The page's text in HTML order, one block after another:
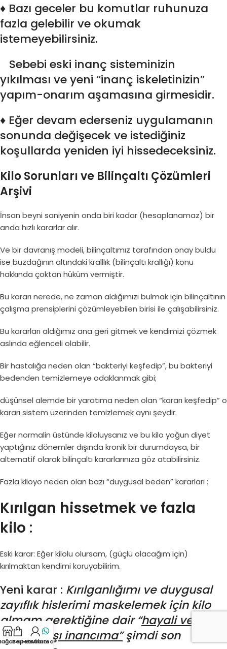
♦ Bazı geceler bu komutlar ruhunuza
fazla gelebilir ve okumak
istemeyebilirsiniz.
Sebebi eski inanç sisteminizin
yıkılması ve yeni “inanç iskeletinizin”
yapım-onarım aşamasına girmesidir.
♦ Eğer devam ederseniz uygulamanın
sonunda değişecek ve istediğiniz
koşullarda yeniden iyi hissedeceksiniz.
Kilo Sorunları ve Bilinçaltı Çözümleri
Arşivi
İnsan beyni saniyenin onda biri kadar (hesaplanamaz) bir
anda hızlı kararlar alır.
Ve bir davranış modeli, bilinçaltımız tarafından onay buldu
ise buzdağının altındaki kralllık (bilinçaltı krallığı) konu
hakkında çoktan hüküm vermiştir.
Bu kararı nerede, ne zaman aldığımızı bulmak için bilinçaltının
çalışma prensiplerini çözümleyebilen birisi ile çalışabilirsiniz.
Bu kararları aldığımız ana geri gitmek ve kendimizi çözmek
aslında eğlenceli olabilir.
Bir hastalığa neden olan “bakteriyi keşfedip”, bu bakteriyi
bedenden temizlemeye odaklanmak gibi;
düşünsel alemde bir yaratıma neden olan “kararı keşfedip” o
kararı sistem üzerinden temizlemek aynı şeydir.
Eğer normalin üstünde kiloluysanız ve bu kilo yoğun diyet
yaptığınız dönemler dışında kronik bir durumdaysa, bir
alternatif olarak bilinçaltı kararlarınıza göz atabilirsiniz.
Fazla kiloyo neden olan bazı “duygusal beden” kararları :
Kırılgan hissetmek ve fazla
kilo :
Eski karar: Eğer kilolu olursam, (güçlü olacağım için)
kırılmaktan kendimi koruyabilirim.
Yeni karar : Kırılganlığımı ve duygusal
zayıflık hislerimi maskelemek için kilo
almam gerektiğine dair “hayali ve
gerçek dışı inancıma”şimdi son
SepetHesabım
Whatsapp